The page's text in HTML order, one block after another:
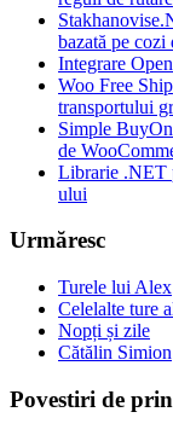
bazată pe cozi
Integrare
Woo Free
transportului
Simple
de
Librarie .NET
ului
Urmăresc
Turele lui Alex
Celelalte ture
Nopți și zile
Cătălin Simion
Povestiri de